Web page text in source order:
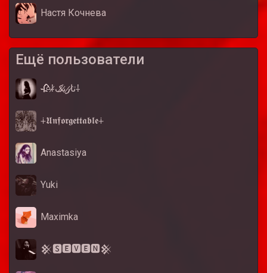
Настя Кочнева
Ещё пользователи
🥀⸸ت̷ا̷ر̷ی̷ک̷⸸
⨢𝖀𝖓𝖋𝖔𝖗𝖌𝖊𝖙𝖙𝖆𝖇𝖑𝖊⨢
Anastasiya
Yuki
Maximka
𒆜🆂🅴🆅🅴🅽𒆜